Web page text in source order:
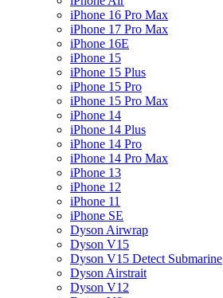
iPhone 16 Pro Max
iPhone 17 Pro Max
iPhone 16E
iPhone 15
iPhone 15 Plus
iPhone 15 Pro
iPhone 15 Pro Max
iPhone 14
iPhone 14 Plus
iPhone 14 Pro
iPhone 14 Pro Max
iPhone 13
iPhone 12
iPhone 11
iPhone SE
Dyson Airwrap
Dyson V15
Dyson V15 Detect Submarine
Dyson Airstrait
Dyson V12